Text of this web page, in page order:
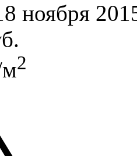
ноября
2